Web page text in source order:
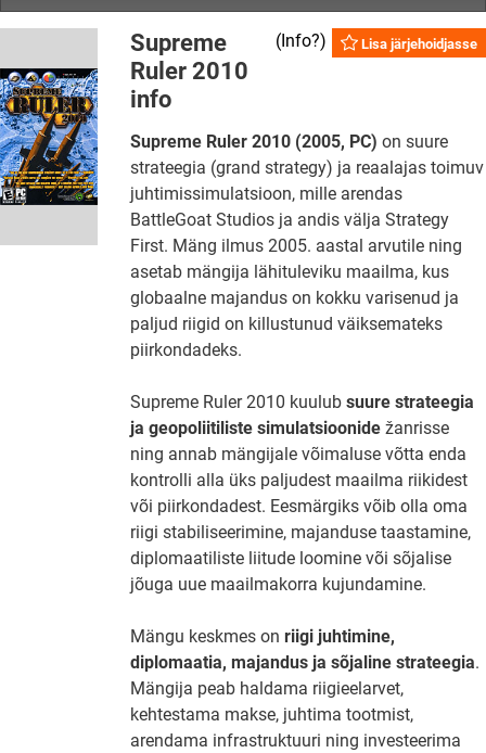
Lisa järjehoidjasse
(Info?)
Supreme
Ruler 2010
info
Supreme Ruler 2010 (2005, PC) on suure
strateegia (grand strategy) ja reaalajas toimuv
juhtimissimulatsioon, mille arendas
BattleGoat Studios ja andis välja Strategy
First. Mäng ilmus 2005. aastal arvutile ning
asetab mängija lähituleviku maailma, kus
globaalne majandus on kokku varisenud ja
paljud riigid on killustunud väiksemateks
piirkondadeks.
Supreme Ruler 2010 kuulub suure strateegia
ja geopoliitiliste simulatsioonidežanrisse
ning annab mängijale võimaluse võtta enda
kontrolli alla üks paljudest maailma riikidest
või piirkondadest. Eesmärgiks võib olla oma
riigi stabiliseerimine, majanduse taastamine,
diplomaatiliste liitude loomine või sõjalise
jõuga uue maailmakorra kujundamine.
Mängu keskmes on riigi juhtimine,
diplomaatia, majandus ja sõjaline strateegia.
Mängija peab haldama riigieelarvet,
kehtestama makse, juhtima tootmist,
arendama infrastruktuuri ning investeerima